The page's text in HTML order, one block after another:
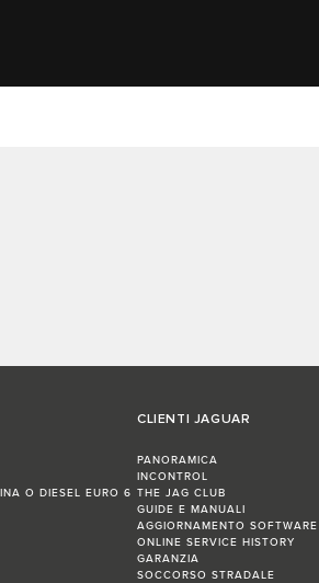
O DIESEL EURO 6
CLIENTI JAGUAR
PANORAMICA
INCONTROL
THE JAG CLUB
GUIDE E MANUALI
AGGIORNAMENTO SOFTWARE
ONLINE SERVICE HISTORY
GARANZIA
SOCCORSO STRADALE